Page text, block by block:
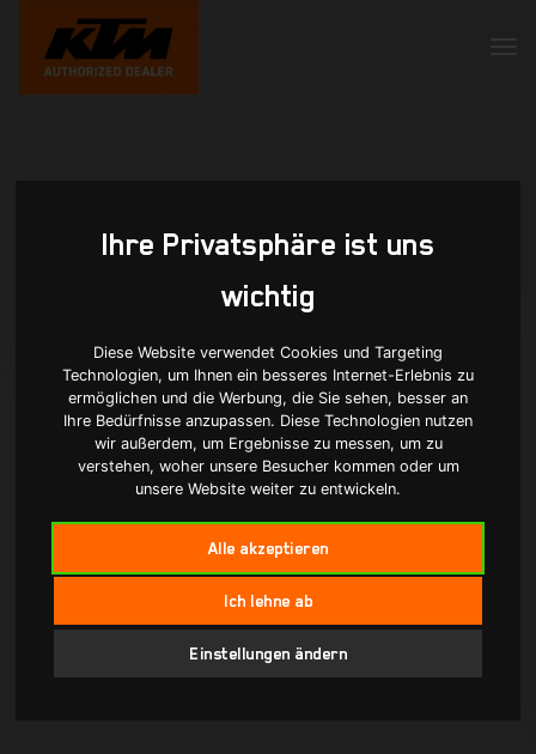
Ihre Privatsphäre ist uns
wichtig
Diese Website verwendet Cookies und Targeting
Technologien, um Ihnen ein besseres Internet-Erlebnis zu
ermöglichen und die Werbung, die Sie sehen, besser an
Ihre Bedürfnisse anzupassen. Diese Technologien nutzen
wir außerdem, um Ergebnisse zu messen, um zu
verstehen, woher unsere Besucher kommen oder um
unsere Website weiter zu entwickeln.
Alle akzeptieren
Ich lehne ab
Einstellungen ändern